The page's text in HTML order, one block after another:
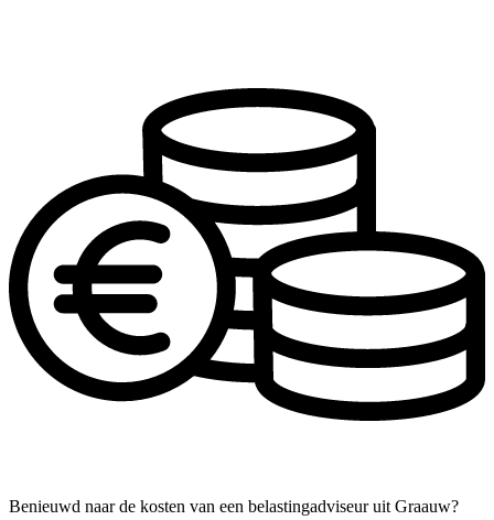
Benieuwd naar de kosten van een belastingadviseur uit Graauw?